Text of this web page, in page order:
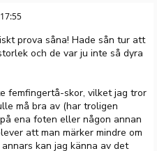
prova såna! Hade sån tur att
och de var ju inte så dyra
femfingertå-skor, vilket jag tror
må bra av (har troligen
ena foten eller någon annan
att man märker mindre om
kan jag känna av det